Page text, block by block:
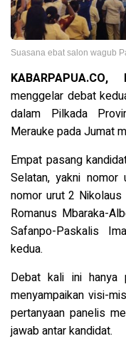
Suasana ebat salon wagub
menggelar debat
dalam Pilkada
Merauke pada Jumat
Empat pasang
Selatan, yakni nomor
nomor urut 2 Nikolaus
Romanus Mbaraka-
Safanpo-Paskalis
kedua.
Debat kali ini hanya
menyampaikan visi-
pertanyaan panelis
jawab antar kandidat.